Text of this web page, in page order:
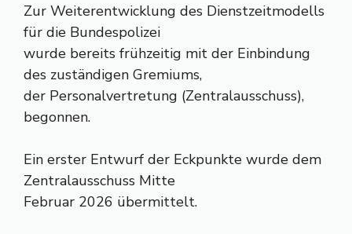
Zur Weiterentwicklung des Dienstzeitmodells
für die Bundespolizei
wurde bereits frühzeitig mit der Einbindung
des zuständigen Gremiums,
der Personalvertretung (Zentralausschuss),
begonnen.
Ein erster Entwurf der Eckpunkte wurde dem
Zentralausschuss Mitte
Februar 2026 übermittelt.